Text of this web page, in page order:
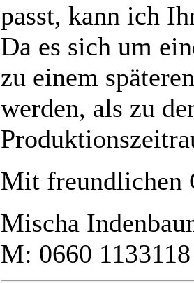
passt, kann ich
Da es sich um
zu einem
werden, als zu
Mit freundlichen
Mischa
M: 0660